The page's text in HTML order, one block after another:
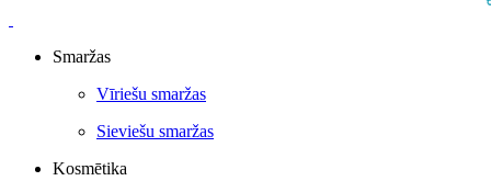
Smaržas
Vīriešu smaržas
Sieviešu smaržas
Kosmētika